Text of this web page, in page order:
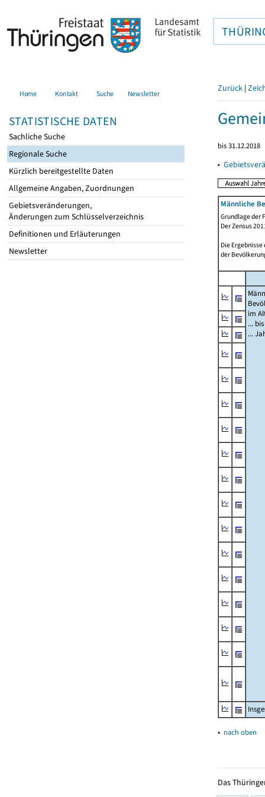
Home Kontakt Suche Newsletter
STATISTISCHE DATEN
Sachliche Suche
Regionale Suche
Kürzlich bereitgestellte Daten
Allgemeine Angaben, Zuordnungen
Gebietsveränderungen,
Änderungen zum Schlüsselverzeichnis
Definitionen und Erläuterungen
Newsletter
Zurück |
bis 31.12.2018
▸
Männliche
Grundlage der
Der Zensus
Die
der
im
...
...
▴ nach oben
Das